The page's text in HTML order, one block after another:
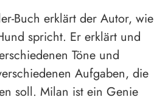
Buch erklärt der Autor, wie
spricht. Er erklärt und
Töne und
Aufgaben, die
soll. Milan ist ein Genie